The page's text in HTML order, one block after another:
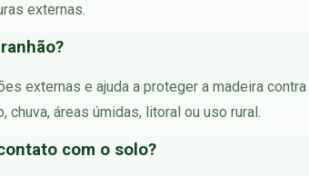
externas.
externas e ajuda a proteger a madeira
áreas úmidas, litoral ou uso rural.
com o solo?